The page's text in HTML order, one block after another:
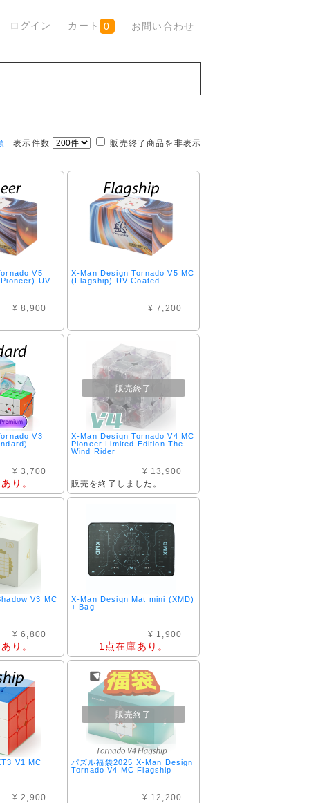
ログイン カート 0 お問い合わせ
表示件数 販売終了商品を非表示
V5
UV-
¥ 8,900
X-Man Design Tornado V5 MC
(Flagship) UV-Coated
¥ 7,200
V3
¥ 3,700
り。
販売終了
X-Man Design Tornado V4 MC
Pioneer Limited Edition The
Wind Rider
¥ 13,900
販売を終了しました。
V3 MC
¥ 6,800
り。
X-Man Design Mat mini (XMD)
+ Bag
¥ 1,900
1点在庫あり。
V1 MC
¥ 2,900
販売終了
パズル福袋2025 X-Man Design
Tornado V4 MC Flagship
¥ 12,200